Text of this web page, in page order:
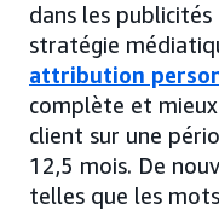
dans les
stratégie
attribution
complète et
client sur une
12,5 mois. De
telles que les